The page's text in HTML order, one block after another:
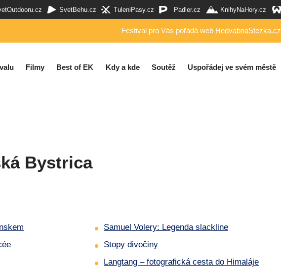
SvetBehu.cz TuleniPasy.cz Padler.cz KnihyNaHory.cz
Festival pro Vás pořádá web HedvabnaStezka.cz
Filmy Best of EK Kdy a kde Soutěž Uspořádej ve svém městě
Bystrica
Samuel Volery: Legenda slackline
Stopy divočiny
Langtang – fotografická cesta do Himaláje